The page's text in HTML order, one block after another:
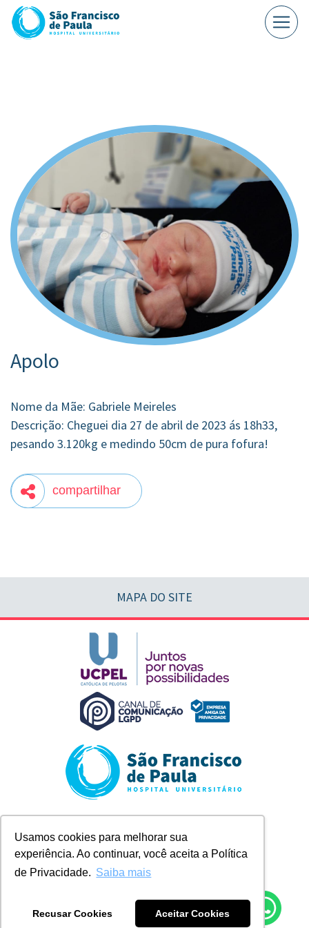
Usamos cookies para melhorar sua
experiência. Ao continuar, você aceita a Política
de Privacidade. Saiba mais
Recusar Cookies Aceitar Cookies
Apolo
Nome da Mãe: Gabriele Meireles
Descrição: Cheguei dia 27 de abril de 2023 ás 18h33,
pesando 3.120kg e medindo 50cm de pura fofura!
compartilhar
MAPA DO SITE
Pelotas/RS
+ 55 (53) 2128-8300
contato@husfp.ucpel.edu.br